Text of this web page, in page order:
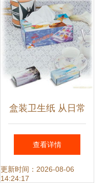
盒装卫生纸 从日常
必需品到旅行伴侣
的全面解析
查看详情
更新时间：2026-08-06
14:24:17